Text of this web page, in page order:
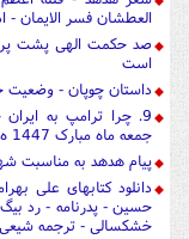
العطشان فسر الایمان -
صد حکمت الهی پشت
است
داستان چوپان - وضعیت
جمعه ماه مبارک 1447 ه ق
پیام هدهد به مناسبت
دانلود کتابهای علی
حسین - پدرنامه - رد
خشکسالی - ترجمه شیعی